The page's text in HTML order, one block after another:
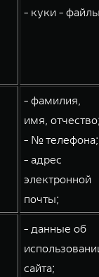
- куки -
- фамилия,
имя,
- № телефона;
- адрес
электронной
почты;
- данные об
сайта;